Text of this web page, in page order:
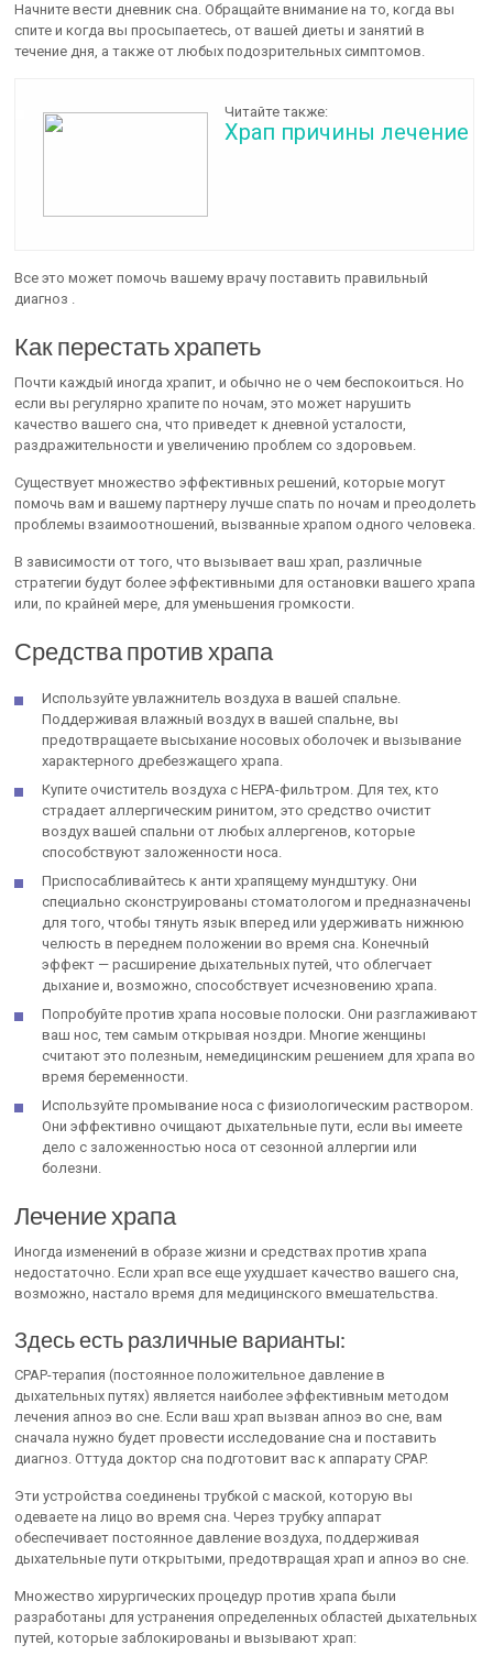
Начните вести дневник сна. Обращайте внимание на то, когда вы
спите и когда вы просыпаетесь, от вашей диеты и занятий в
течение дня, а также от любых подозрительных симптомов.
Читайте также:
Храп причины лечение
Все это может помочь вашему врачу поставить правильный
диагноз .
Как перестать храпеть
Почти каждый иногда храпит, и обычно не о чем беспокоиться. Но
если вы регулярно храпите по ночам, это может нарушить
качество вашего сна, что приведет к дневной усталости,
раздражительности и увеличению проблем со здоровьем.
Существует множество эффективных решений, которые могут
помочь вам и вашему партнеру лучше спать по ночам и преодолеть
проблемы взаимоотношений, вызванные храпом одного человека.
В зависимости от того, что вызывает ваш храп, различные
стратегии будут более эффективными для остановки вашего храпа
или, по крайней мере, для уменьшения громкости.
Средства против храпа
Используйте увлажнитель воздуха в вашей спальне.
Поддерживая влажный воздух в вашей спальне, вы
предотвращаете высыхание носовых оболочек и вызывание
характерного дребезжащего храпа.
Купите очиститель воздуха с HEPA-фильтром. Для тех, кто
страдает аллергическим ринитом, это средство очистит
воздух вашей спальни от любых аллергенов, которые
способствуют заложенности носа.
Приспосабливайтесь к анти храпящему мундштуку. Они
специально сконструированы стоматологом и предназначены
для того, чтобы тянуть язык вперед или удерживать нижнюю
челюсть в переднем положении во время сна. Конечный
эффект — расширение дыхательных путей, что облегчает
дыхание и, возможно, способствует исчезновению храпа.
Попробуйте против храпа носовые полоски. Они разглаживают
ваш нос, тем самым открывая ноздри. Многие женщины
считают это полезным, немедицинским решением для храпа во
время беременности.
Используйте промывание носа с физиологическим раствором.
Они эффективно очищают дыхательные пути, если вы имеете
дело с заложенностью носа от сезонной аллергии или
болезни.
Лечение храпа
Иногда изменений в образе жизни и средствах против храпа
недостаточно. Если храп все еще ухудшает качество вашего сна,
возможно, настало время для медицинского вмешательства.
Здесь есть различные варианты:
CPAP-терапия (постоянное положительное давление в
дыхательных путях) является наиболее эффективным методом
лечения апноэ во сне. Если ваш храп вызван апноэ во сне, вам
сначала нужно будет провести исследование сна и поставить
диагноз. Оттуда доктор сна подготовит вас к аппарату CPAP.
Эти устройства соединены трубкой с маской, которую вы
одеваете на лицо во время сна. Через трубку аппарат
обеспечивает постоянное давление воздуха, поддерживая
дыхательные пути открытыми, предотвращая храп и апноэ во сне.
Множество хирургических процедур против храпа были
разработаны для устранения определенных областей дыхательных
путей, которые заблокированы и вызывают храп: